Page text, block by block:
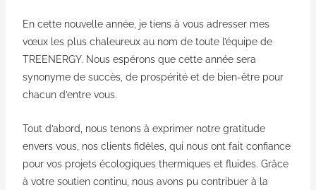
En cette nouvelle année, je tiens à vous adresser mes
vœux les plus chaleureux au nom de toute l’équipe de
TREENERGY. Nous espérons que cette année sera
synonyme de succès, de prospérité et de bien-être pour
chacun d’entre vous.
Tout d’abord, nous tenons à exprimer notre gratitude
envers vous, nos clients fidèles, qui nous ont fait confiance
pour vos projets écologiques thermiques et fluides. Grâce
à votre soutien continu, nous avons pu contribuer à la